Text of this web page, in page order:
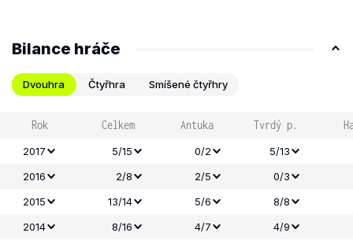
Bilance hráče
Dvouhra Čtyřhra Smíšené čtyřhry
Rok Celkem Antuka Tvrdý p.
2017 5/15 0/2
5/13
2016
2/8 2/5
0/3
2015
13/14 5/6
8/8
2014
8/16 4/7
4/9